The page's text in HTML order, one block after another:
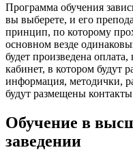
Программа обучения
вы выберете, и его
принцип, по которому
основном везде
будет произведена
кабинет, в котором будут
информация, методички,
будут размещены
Обучение в
заведении